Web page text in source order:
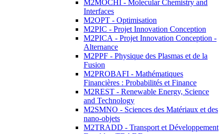
M2MOCHI - Molecular Chemistry and
Interfaces
M2OPT - Optimisation
M2PIC - Projet Innovation Conception
M2PICA - Projet Innovation Conception -
Alternance
M2PPF - Physique des Plasmas et de la
Fusion
M2PROBAFI - Mathématiques
Financières : Probabilités et Finance
M2REST - Renewable Energy, Science
and Technology
M2SMNO - Sciences des Matériaux et des
nano-objets
M2TRADD - Transport et Développement